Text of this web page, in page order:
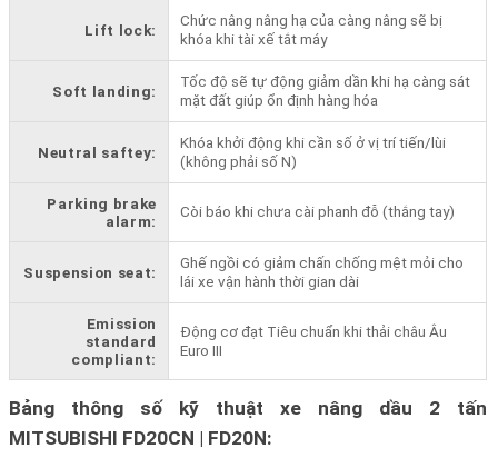
Lift lock:
Chức nâng nâng hạ của càng nâng sẽ bị
khóa khi tài xế tắt máy
Soft landing:
Tốc độ sẽ tự động giảm dần khi hạ càng sát
mặt đất giúp ổn định hàng hóa
Neutral saftey:
Khóa khởi động khi cần số ở vị trí tiến/lùi
(không phải số N)
Parking brake
alarm:
Còi báo khi chưa cài phanh đỗ (thắng tay)
Suspension seat:
Ghế ngồi có giảm chấn chống mệt mỏi cho
lái xe vận hành thời gian dài
Emission
standard
compliant:
Động cơ đạt Tiêu chuẩn khi thải châu Âu
Euro III
Bảng thông số kỹ thuật xe nâng dầu 2 tấn
MITSUBISHI FD20CN | FD20N: